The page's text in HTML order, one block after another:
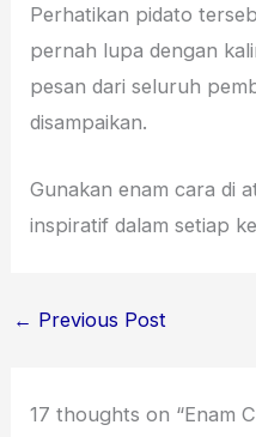
Perhatikan pidato
pernah lupa dengan
pesan dari seluruh
disampaikan.
Gunakan enam cara di
inspiratif dalam setiap
← Previous Post
17 thoughts on “Enam